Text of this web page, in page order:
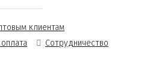
клиентам
Сотрудничество